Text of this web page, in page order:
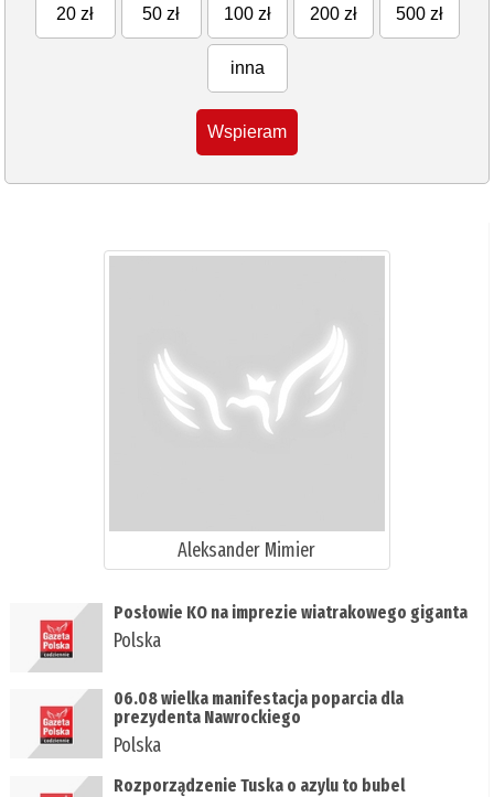
20 zł 50 zł 100 zł 200 zł 500 zł
inna
Wspieram
Aleksander Mimier
Posłowie KO na imprezie wiatrakowego giganta
Polska
06.08 wielka manifestacja poparcia dla
prezydenta Nawrockiego
Polska
Rozporządzenie Tuska o azylu to bubel